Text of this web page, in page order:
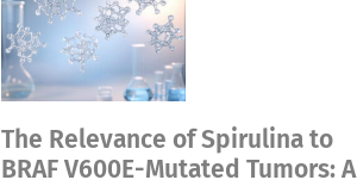
The Relevance of Spirulina to
BRAF V600E-Mutated Tumors: A